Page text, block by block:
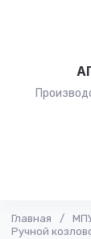
Главная /
Ручной